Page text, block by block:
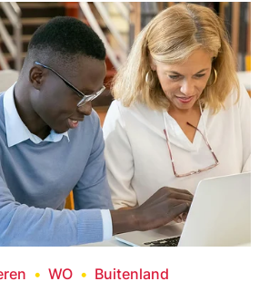
WO Buitenland